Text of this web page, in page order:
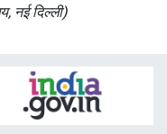
नई दिल्ली)